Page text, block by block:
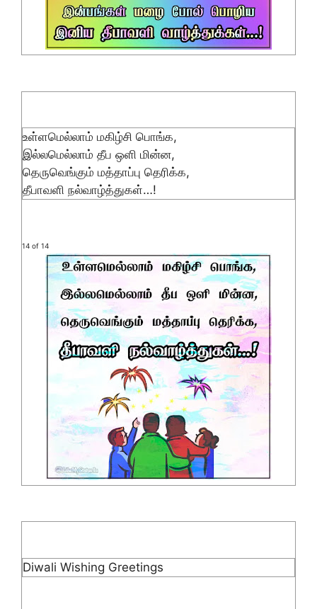
உள்ளமெல்லாம் மகிழ்சி பொங்க,
இல்லமெல்லாம் தீப ஒளி மின்ன,
தெருவெங்கும் மத்தாப்பு தெரிக்க,
தீபாவளி‬ நல்வாழ்த்துகள்…!
14 of 14
Diwali Wishing Greetings